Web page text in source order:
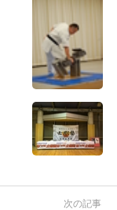
次の記事